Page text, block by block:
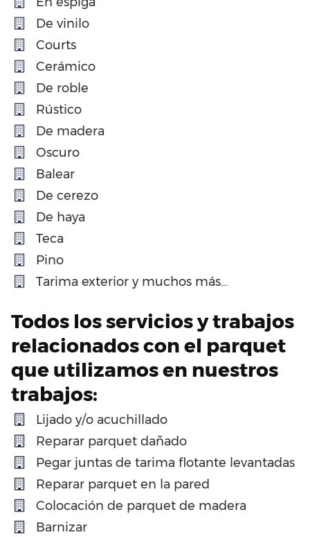
De vinilo
Courts
Cerámico
De roble
Rústico
De madera
Oscuro
Balear
De cerezo
De haya
Teca
Pino
Tarima exterior y muchos más…
Todos los servicios y trabajos
relacionados con el parquet
que utilizamos en nuestros
trabajos:
Lijado y/o acuchillado
Reparar parquet dañado
Pegar juntas de tarima flotante levantadas
Reparar parquet en la pared
Colocación de parquet de madera
Barnizar